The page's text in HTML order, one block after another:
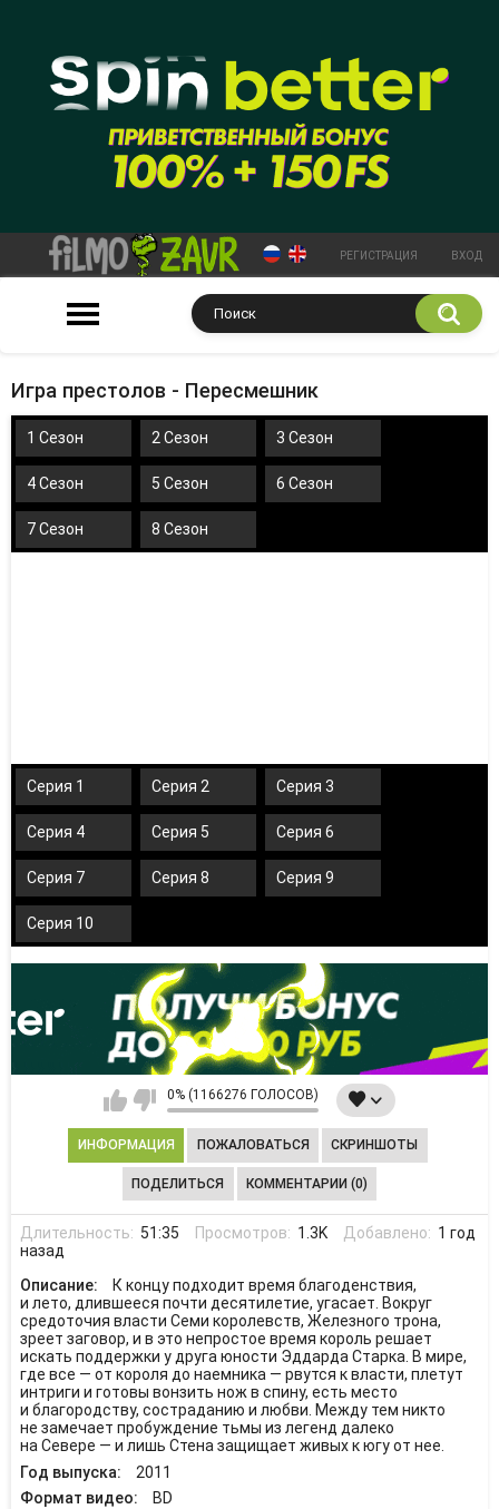
РЕГИСТРАЦИЯ ВХОД
Игра престолов - Пересмешник
1 Сезон 2 Сезон 3 Сезон
4 Сезон 5 Сезон 6 Сезон
7 Сезон 8 Сезон
Серия 1 Серия 2 Серия 3
Серия 4 Серия 5 Серия 6
Серия 7 Серия 8 Серия 9
Серия 10
0% (1166276 ГОЛОСОВ)
ИНФОРМАЦИЯ ПОЖАЛОВАТЬСЯ СКРИНШОТЫ
ПОДЕЛИТЬСЯ КОММЕНТАРИИ (0)
Длительность: 51:35 Просмотров: 1.3K Добавлено: 1 год
назад
Описание:
К концу подходит время благоденствия,
и лето, длившееся почти десятилетие, угасает. Вокруг
средоточия власти Семи королевств, Железного трона,
зреет заговор, и в это непростое время король решает
искать поддержки у друга юности Эддарда Старка. В мире,
где все — от короля до наемника — рвутся к власти, плетут
интриги и готовы вонзить нож в спину, есть место
и благородству, состраданию и любви. Между тем никто
не замечает пробуждение тьмы из легенд далеко
на Севере — и лишь Стена защищает живых к югу от нее.
Год выпуска:
2011
Формат видео:
BD